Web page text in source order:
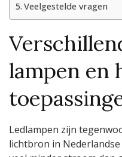
Veelgestelde vragen
lampen en
Ledlampen zijn
lichtbron in